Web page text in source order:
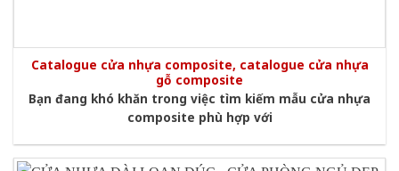
Catalogue cửa nhựa composite, catalogue cửa nhựa
gỗ composite
Bạn đang khó khăn trong việc tìm kiếm mẫu cửa nhựa
composite phù hợp với